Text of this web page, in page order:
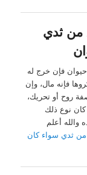
من ثدي
فإن خرج له
فإنه مال، وإن
روح أو تحريك،
نوع ذلك
أعلم
من ثدي سواء كان